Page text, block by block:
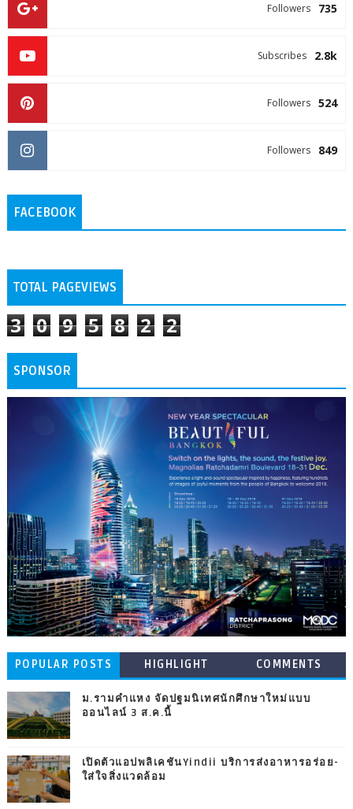
735
Followers
2.8k
Subscribes
524
Followers
849
Followers
FACEBOOK
TOTAL PAGEVIEWS
3 0 9 5 8 2 2
SPONSOR
POPULAR POSTS HIGHLIGHT COMMENTS
ม.รามคำแหง จัดปฐมนิเทศนักศึกษาใหม่แบบ
ออนไลน์ 3 ส.ค.นี้
เปิดตัวแอปพลิเคชันYindii บริการส่งอาหารอร่อย-
ใส่ใจสิ่งแวดล้อม